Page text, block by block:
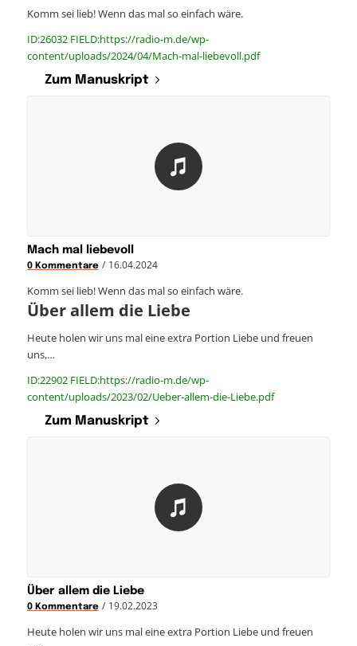
Komm sei lieb! Wenn das mal so einfach wäre.
ID:26032 FIELD:https://radio-m.de/wp-
content/uploads/2024/04/Mach-mal-liebevoll.pdf
Zum Manuskript
Mach mal liebevoll
0 Kommentare / 16.04.2024
Komm sei lieb! Wenn das mal so einfach wäre.
Über allem die Liebe
Heute holen wir uns mal eine extra Portion Liebe und freuen
uns,…
ID:22902 FIELD:https://radio-m.de/wp-
content/uploads/2023/02/Ueber-allem-die-Liebe.pdf
Zum Manuskript
Über allem die Liebe
0 Kommentare / 19.02.2023
Heute holen wir uns mal eine extra Portion Liebe und freuen